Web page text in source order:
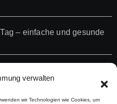
verwalten
wir Technologien wie Cookies, um
– einfache und gesunde
mit Tomaten und Gurke für